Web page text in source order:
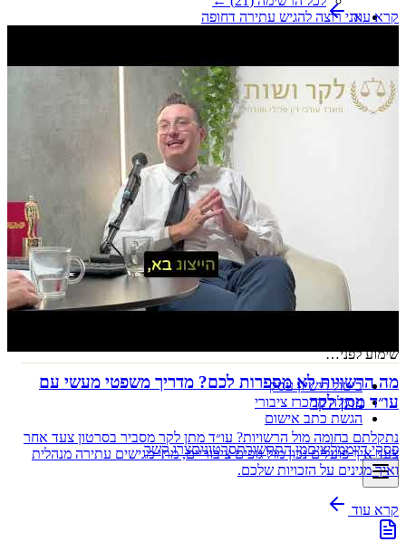
אני רוצה להגיש עתירה דחופה
אני רוצה להגיש עתירה לבג"ץ
ערעורים
ערעורים על החלטות רשויות מקומיות
ערעור על פסק דין
עתירות נגד משרדי ממשלה
אני צריך סיוע בעבירה פלילית
סיוע חירום לנפגעי עבירות מין
מעשה סדום
עבירות מין במשפחה
עבירות מין דיגיטליות
עבירות רצח
עבירות צווארון לבן
שימוע לפני…
ביטול רישיון עסק
פסילה ממכרז ציבורי
הגשת כתב אישום
פסקי דיןממליציםמן התקשורתסרטוניםצרו קשר
קרא עוד
מה הרשויות לא מספרות לכם? מדריך משפטי מעשי עם
עו״ד מתן לקר
נתקלתם בחומה מול הרשויות? עו״ד מתן לקר מסביר בסרטון צעד אחר
צעד איך פועלים נכון מול גופים ציבוריים, מתי מגישים עתירה מנהלית
ואיך מגינים על הזכויות שלכם.
קרא עוד